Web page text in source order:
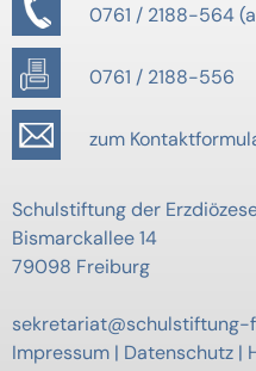
0761 / 2188-564
0761 / 2188-556
zum
Schulstiftung der
Bismarckallee 14
79098 Freiburg
sekretariat@schulstiftung-
Impressum | Datenschutz |